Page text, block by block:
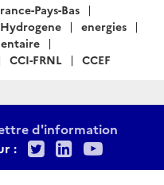
Pays-Bas
Hydrogene
energies
CCI-FRNL CCEF
d'information
:
TwitterLinkedIn